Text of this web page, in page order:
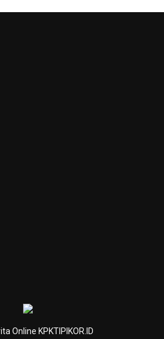
Online KPKTIPIKOR.ID